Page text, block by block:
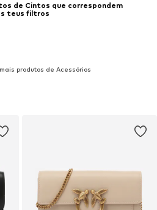
de Cintos que correspondem
teus filtros
produtos de Acessórios